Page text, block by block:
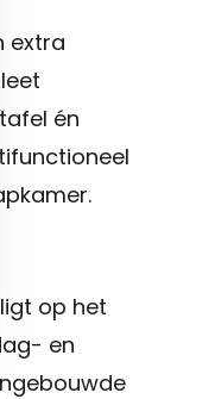
extra
én
op het
en